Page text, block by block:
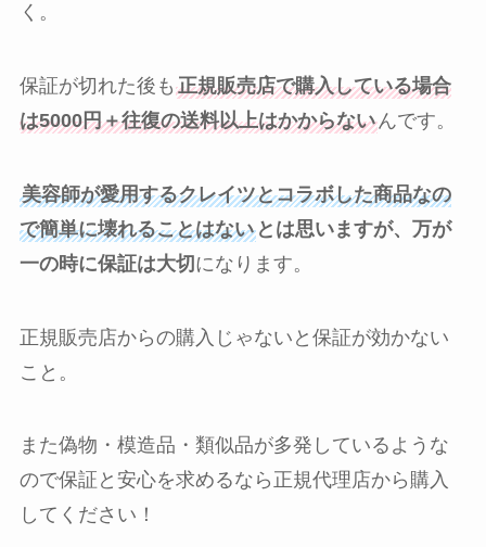
く。
保証が切れた後も 正規販売店で購入している場合
は5000円＋往復の送料以上はかからないんです。
美容師が愛用するクレイツとコラボした商品なの
で簡単に壊れることはないとは思いますが、万が
一の時に保証は大切になります。
正規販売店からの購入じゃないと保証が効かない
こと。
また偽物・模造品・類似品が多発しているような
ので保証と安心を求めるなら正規代理店から購入
してください！